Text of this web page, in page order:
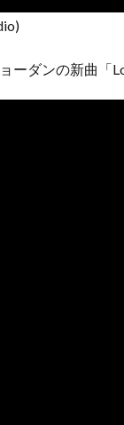
ーダンの新曲「